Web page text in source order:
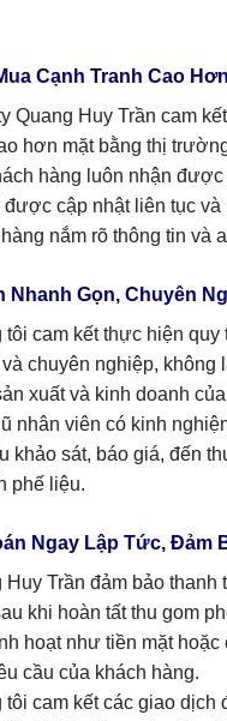
Cạnh Tranh Cao
Quang Huy Trần cam
hơn mặt bằng thị
hàng luôn nhận
được cập nhật liên tục và
nắm rõ thông tin và
Nhanh Gọn, Chuyên
tôi cam kết thực hiện quy
chuyên nghiệp, không
xuất và kinh doanh
nhân viên có kinh
khảo sát, báo giá, đến
phế liệu.
Ngay Lập Tức, Đảm
Huy Trần đảm bảo thanh
khi hoàn tất thu gom
hoạt như tiền mặt hoặc
cầu của khách hàng.
tôi cam kết các giao dịch